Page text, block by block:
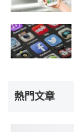
熱門文章